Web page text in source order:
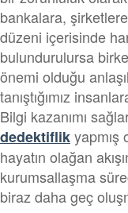
bankalara,
düzeni içerisinde
bulundurulursa
önemi olduğu
tanıştığımız
Bilgi kazanımı
dedektiflikyapmış
hayatın olağan
kurumsallaşma
biraz daha geç